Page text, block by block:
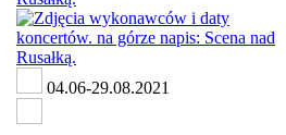
04.06-29.08.2021